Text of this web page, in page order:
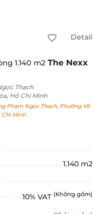
Detail
1.140 m2 The Nexx
Thạch
Hồ Chí Minh
Phạm Ngọc Thạch, Phường Võ
Chí Minh
1.140 m2
10% VAT (Không gồm)